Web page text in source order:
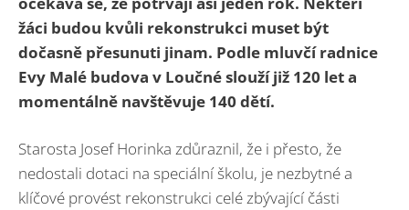
žáci budou kvůli rekonstrukci muset být
dočasně přesunuti jinam. Podle mluvčí radnice
Evy Malé budova v Loučné slouží již 120 let a
momentálně navštěvuje 140 dětí.
Starosta Josef Horinka zdůraznil, že i přesto, že
nedostali dotaci na speciální školu, je nezbytné a
klíčové provést rekonstrukci celé zbývající části